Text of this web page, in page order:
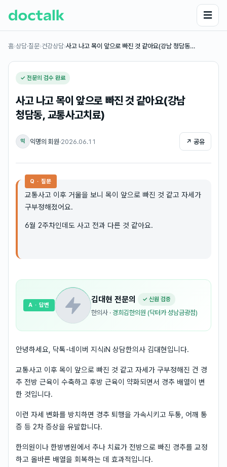
☰
홈›상담·질문›건강상담›사고 나고 목이 앞으로 빠진 것 같아요(강남 청담동…
✓ 전문의 검수 완료
사고 나고 목이 앞으로 빠진 것 같아요(강남
청담동, 교통사고치료)
익 익명의 회원·2026.06.11 ↗ 공유
Q · 질문
교통사고 이후 거울을 보니 목이 앞으로 빠진 것 같고 자세가
구부정해졌어요.
6월 2주차인데도 사고 전과 다른 것 같아요.
김대현 전문의 ✓ 신원 검증
한의사 · 경희김한의원 (닥터카 성남금광점)
A · 답변
안녕하세요, 닥톡-네이버 지식iN 상담한의사 김대현입니다.
교통사고 이후 목이 앞으로 빠진 것 같고 자세가 구부정해진 건 경
추 전방 근육이 수축하고 후방 근육이 약화되면서 경추 배열이 변
한 것입니다.
이런 자세 변화를 방치하면 경추 퇴행을 가속시키고 두통, 어깨 통
증 등 2차 증상을 유발합니다.
한의원이나 한방병원에서 추나 치료가 전방으로 빠진 경추를 교정
하고 올바른 배열을 회복하는 데 효과적입니다.